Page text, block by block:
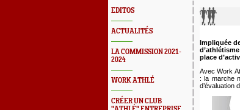
EDITOS
ACTUALITÉS
LA COMMISSION 2021-
2024
WORK ATHLÉ
CRÉER UN CLUB
Impliquée
place
Avec Work
: la marche
d’évaluation